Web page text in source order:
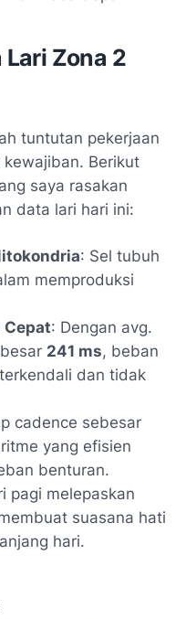
Zona 2
tuntutan pekerjaan
Berikut
saya rasakan
data lari hari ini:
: Sel tubuh
memproduksi
Cepat: Dengan avg.
241 ms, beban
dan tidak
cadence sebesar
yang efisien
benturan.
pagi melepaskan
suasana hati
hari.